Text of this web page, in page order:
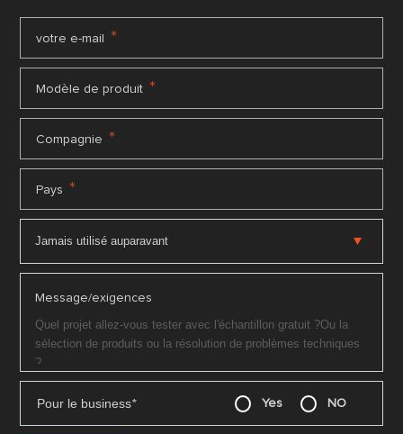
votre e-mail *
Modèle de produit *
Compagnie *
Pays *
Message/exigences
Pour le business* Yes NO